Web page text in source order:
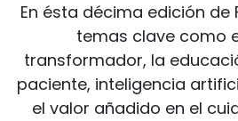
En ésta décima edición de
temas clave como
transformador, la
paciente, inteligencia
el valor añadido en el